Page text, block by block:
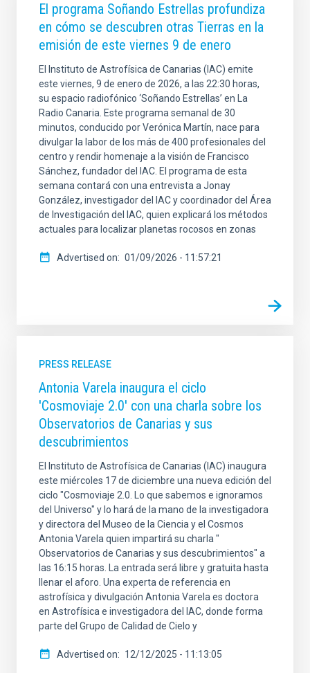
El programa Soñando Estrellas profundiza
en cómo se descubren otras Tierras en la
emisión de este viernes 9 de enero
El Instituto de Astrofísica de Canarias (IAC) emite
este viernes, 9 de enero de 2026, a las 22:30 horas,
su espacio radiofónico ‘Soñando Estrellas’ en La
Radio Canaria. Este programa semanal de 30
minutos, conducido por Verónica Martín, nace para
divulgar la labor de los más de 400 profesionales del
centro y rendir homenaje a la visión de Francisco
Sánchez, fundador del IAC. El programa de esta
semana contará con una entrevista a Jonay
González, investigador del IAC y coordinador del Área
de Investigación del IAC, quien explicará los métodos
actuales para localizar planetas rocosos en zonas
Advertised on 01/09/2026 - 11:57:21
PRESS RELEASE
Antonia Varela inaugura el ciclo
'Cosmoviaje 2.0' con una charla sobre los
Observatorios de Canarias y sus
descubrimientos
El Instituto de Astrofísica de Canarias (IAC) inaugura
este miércoles 17 de diciembre una nueva edición del
ciclo "Cosmoviaje 2.0. Lo que sabemos e ignoramos
del Universo" y lo hará de la mano de la investigadora
y directora del Museo de la Ciencia y el Cosmos
Antonia Varela quien impartirá su charla "
Observatorios de Canarias y sus descubrimientos" a
las 16:15 horas. La entrada será libre y gratuita hasta
llenar el aforo. Una experta de referencia en
astrofísica y divulgación Antonia Varela es doctora
en Astrofísica e investigadora del IAC, donde forma
parte del Grupo de Calidad de Cielo y
Advertised on 12/12/2025 - 11:13:05